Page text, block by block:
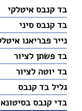
בד קנבס איטלקי
בד קנבס סיני
נייר פבריאנו
בד פשתן לציור
בד יוטה לציור
גליל בד קנבס
בדי קנבס